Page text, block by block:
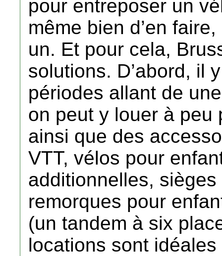
pour entreposer un
même bien d’en
un. Et pour cela,
solutions. D’abord, il
périodes allant de
on peut y louer à peu
ainsi que des
VTT, vélos pour
additionnelles,
remorques pour
(un tandem à six
locations sont